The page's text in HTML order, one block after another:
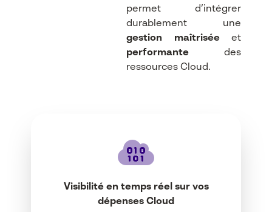
permet d’intégrer
durablement une
gestion maîtriséeet
performantedes
ressources Cloud.
Visibilité en temps réel sur vos
dépenses Cloud